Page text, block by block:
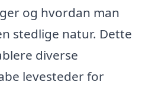
og hvordan man
stedlige natur. Dette
diverse
levesteder for